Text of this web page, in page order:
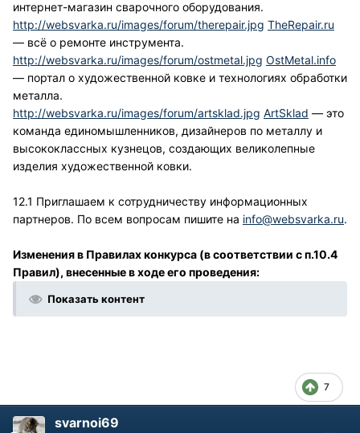
интернет-магазин сварочного оборудования.
http://websvarka.ru/images/forum/therepair.jpg TheRepair.ru
— всё о ремонте инструмента.
http://websvarka.ru/images/forum/ostmetal.jpg OstMetal.info
— портал о художественной ковке и технологиях обработки
металла.
http://websvarka.ru/images/forum/artsklad.jpg ArtSklad — это
команда единомышленников, дизайнеров по металлу и
высококлассных кузнецов, создающих великолепные
изделия художественной ковки.
12.1 Приглашаем к сотрудничеству информационных
партнеров. По всем вопросам пишите на info@websvarka.ru.
Изменения в Правилах конкурса (в соответствии с п.10.4
Правил), внесенные в ходе его проведения:
Показать контент
7
svarnoi69